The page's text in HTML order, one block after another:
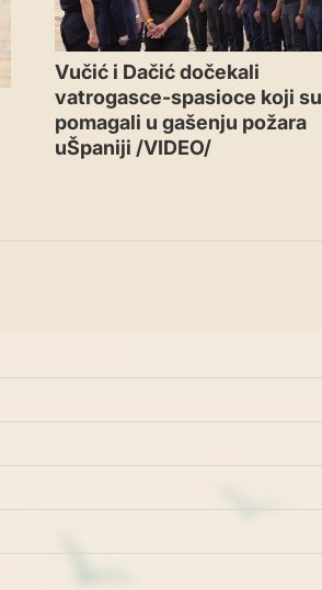
Vučić i Dačić dočekali
vatrogasce-spasioce koji su
pomagali u gašenju požara
uŠpaniji /VIDEO/